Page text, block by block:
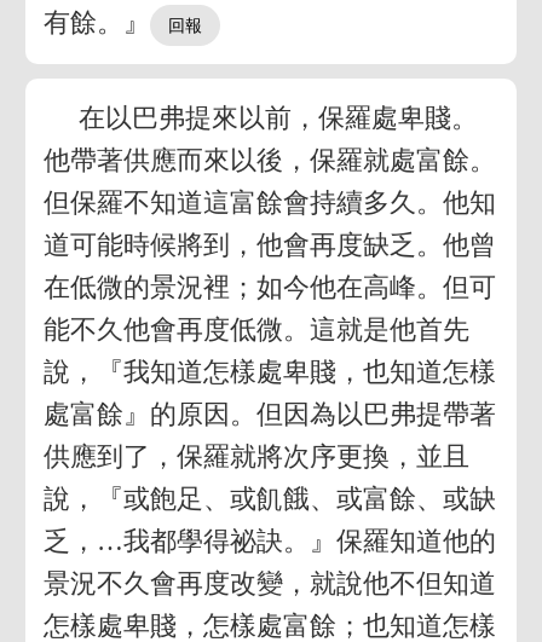
有餘。』
在以巴弗提來以前，保羅處卑賤。
他帶著供應而來以後，保羅就處富餘。
但保羅不知道這富餘會持續多久。他知
道可能時候將到，他會再度缺乏。他曾
在低微的景況裡；如今他在高峰。但可
能不久他會再度低微。這就是他首先
說，『我知道怎樣處卑賤，也知道怎樣
處富餘』的原因。但因為以巴弗提帶著
供應到了，保羅就將次序更換，並且
說，『或飽足、或飢餓、或富餘、或缺
乏，…我都學得祕訣。』保羅知道他的
景況不久會再度改變，就說他不但知道
怎樣處卑賤，怎樣處富餘；也知道怎樣